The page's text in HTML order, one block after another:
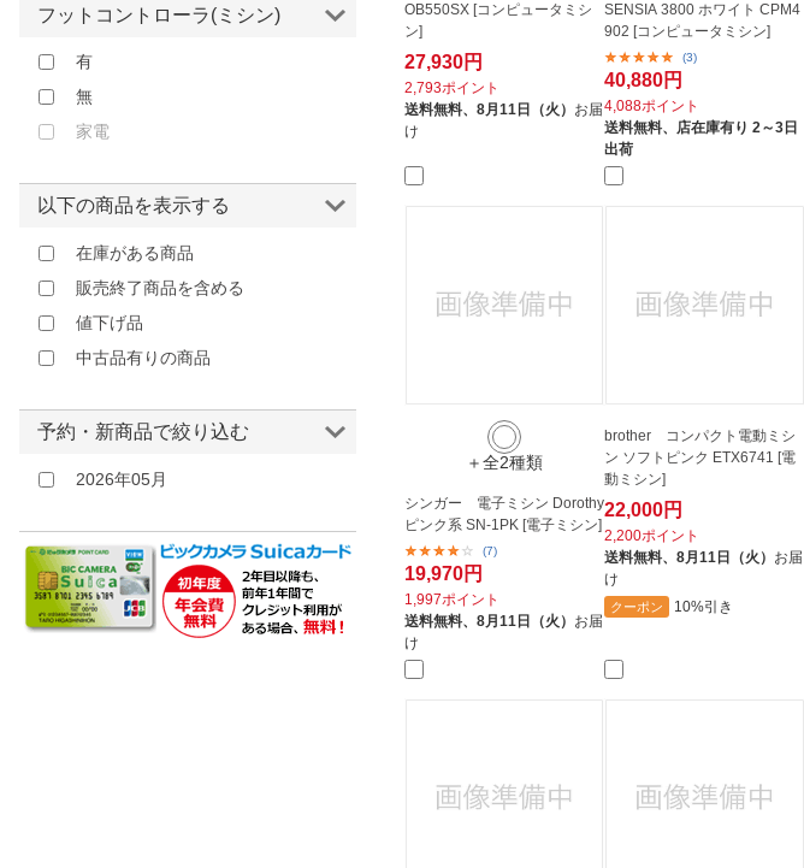
OB550SX [コンピュータミシ
ン]
27,930円
2,793ポイント
送料無料、 8月11日（火） お届
け
SENSIA 3800 ホワイト CPM4
902 [コンピュータミシン]
(3)
40,880円
4,088ポイント
送料無料、 店在庫有り 2～3日
出荷
＋全2種類
シンガー 電子ミシン Dorothy
ピンク系 SN-1PK [電子ミシン]
(7)
19,970円
1,997ポイント
送料無料、 8月11日（火） お届
け
brother コンパクト電動ミシ
ン ソフトピンク ETX6741 [電
動ミシン]
22,000円
2,200ポイント
送料無料、8月11日（火） お届
け
クーポン 10%引き
フットコントローラ(ミシン)
有
無
家電
以下の商品を表示する
在庫がある商品
販売終了商品を含める
値下げ品
中古品有りの商品
予約・新商品で絞り込む
2026年05月